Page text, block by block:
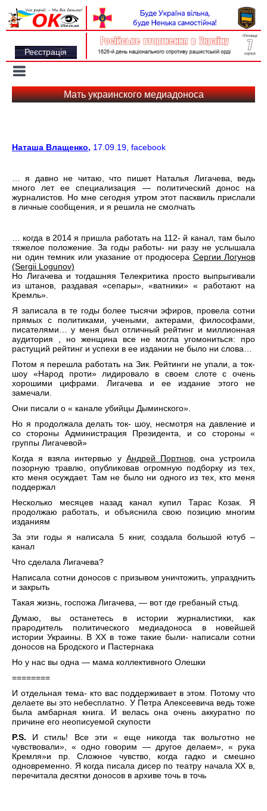
Реєстрація
navigation
Мать украинского медиадоноса
Наташа Влащенко, 17.09.19, facebook
… я давно не читаю, что пишет Наталья Лигачева, ведь
много лет ее специализация — политический донос на
журналистов. Но мне сегодня утром этот пасквиль прислали
в личные сообщения, и я решила не смолчать
… когда в 2014 я пришла работать на 112- й канал, там было
тяжелое положение. За годы работы- ни разу не услышала
ни один темник или указание от продюсера Сергии Логунов
(Sergii Logunov)
Но Лигачева и тогдашняя Телекритика просто выпрыгивали
из штанов, раздавая «сепары», «ватники» « работают на
Кремль».
Я записала в те годы более тысячи эфиров, провела сотни
прямых с политиками, учеными, актерами, философами,
писателями… у меня был отличный рейтинг и миллионная
аудитория , но женщина все не могла угомониться: про
растущий рейтинг и успехи в ее издании не было ни слова…
Потом я перешла работать на Зик. Рейтинги не упали, а ток-
шоу «Народ проти» лидировало в своем слоте с очень
хорошими цифрами. Лигачева и ее издание этого не
замечали.
Они писали о « канале убийцы Дыминского».
Но я продолжала делать ток- шоу, несмотря на давление и
со стороны Администрация Президента, и со стороны «
группы Лигачевой»
Когда я взяла интервью у Андрей Портнов, она устроила
позорную травлю, опубликовав огромную подборку из тех,
кто меня осуждает. Там не было ни одного из тех, кто меня
поддержал
Несколько месяцев назад канал купил Тарас Козак. Я
продолжаю работать, и объяснила свою позицию многим
изданиям
За эти годы я написала 5 книг, создала большой ютуб –
канал
Что сделала Лигачева?
Написала сотни доносов с призывом уничтожить, упразднить
и закрыть
Такая жизнь, госпожа Лигачева, — вот где гребаный стыд.
Думаю, вы останетесь в истории журналистики, как
прародитель политического медиадоноса в новейшей
истории Украины. В ХХ в тоже такие были- написали сотни
доносов на Бродского и Пастернака
Но у нас вы одна — мама коллективного Олешки
========
И отдельная тема- кто вас поддерживает в этом. Потому что
делаете вы это небесплатно. У Петра Алексеевича ведь тоже
была амбарная книга. И велась она очень аккуратно по
причине его неописуемой скупости
P.S. И стиль! Все эти « еще никогда так вольготно не
чувствовали», « одно говорим — другое делаем», « рука
Кремля»и пр. Сложное чувство, когда гадко и смешно
одновременно. Я когда писала дисер по театру начала ХХ в,
перечитала десятки доносов в архиве точь в точь